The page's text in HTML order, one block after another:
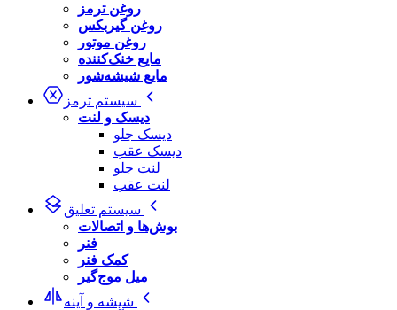
روغن ترمز
روغن گیربکس
روغن موتور
مایع خنک‌کننده
مایع شیشه‌شور
دیسک و لنت
دیسک جلو
دیسک عقب
لنت جلو
لنت عقب
بوش‌ها و اتصالات
فنر
کمک فنر
میل موج‌گیر